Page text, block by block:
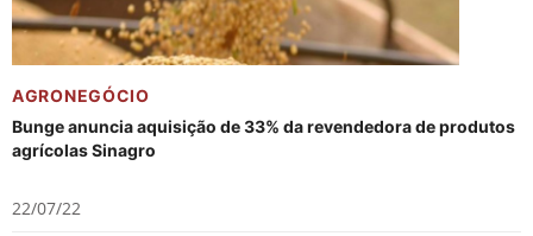
AGRONEGÓCIO
Bunge anuncia aquisição de 33% da revendedora de produtos
agrícolas Sinagro
22/07/22